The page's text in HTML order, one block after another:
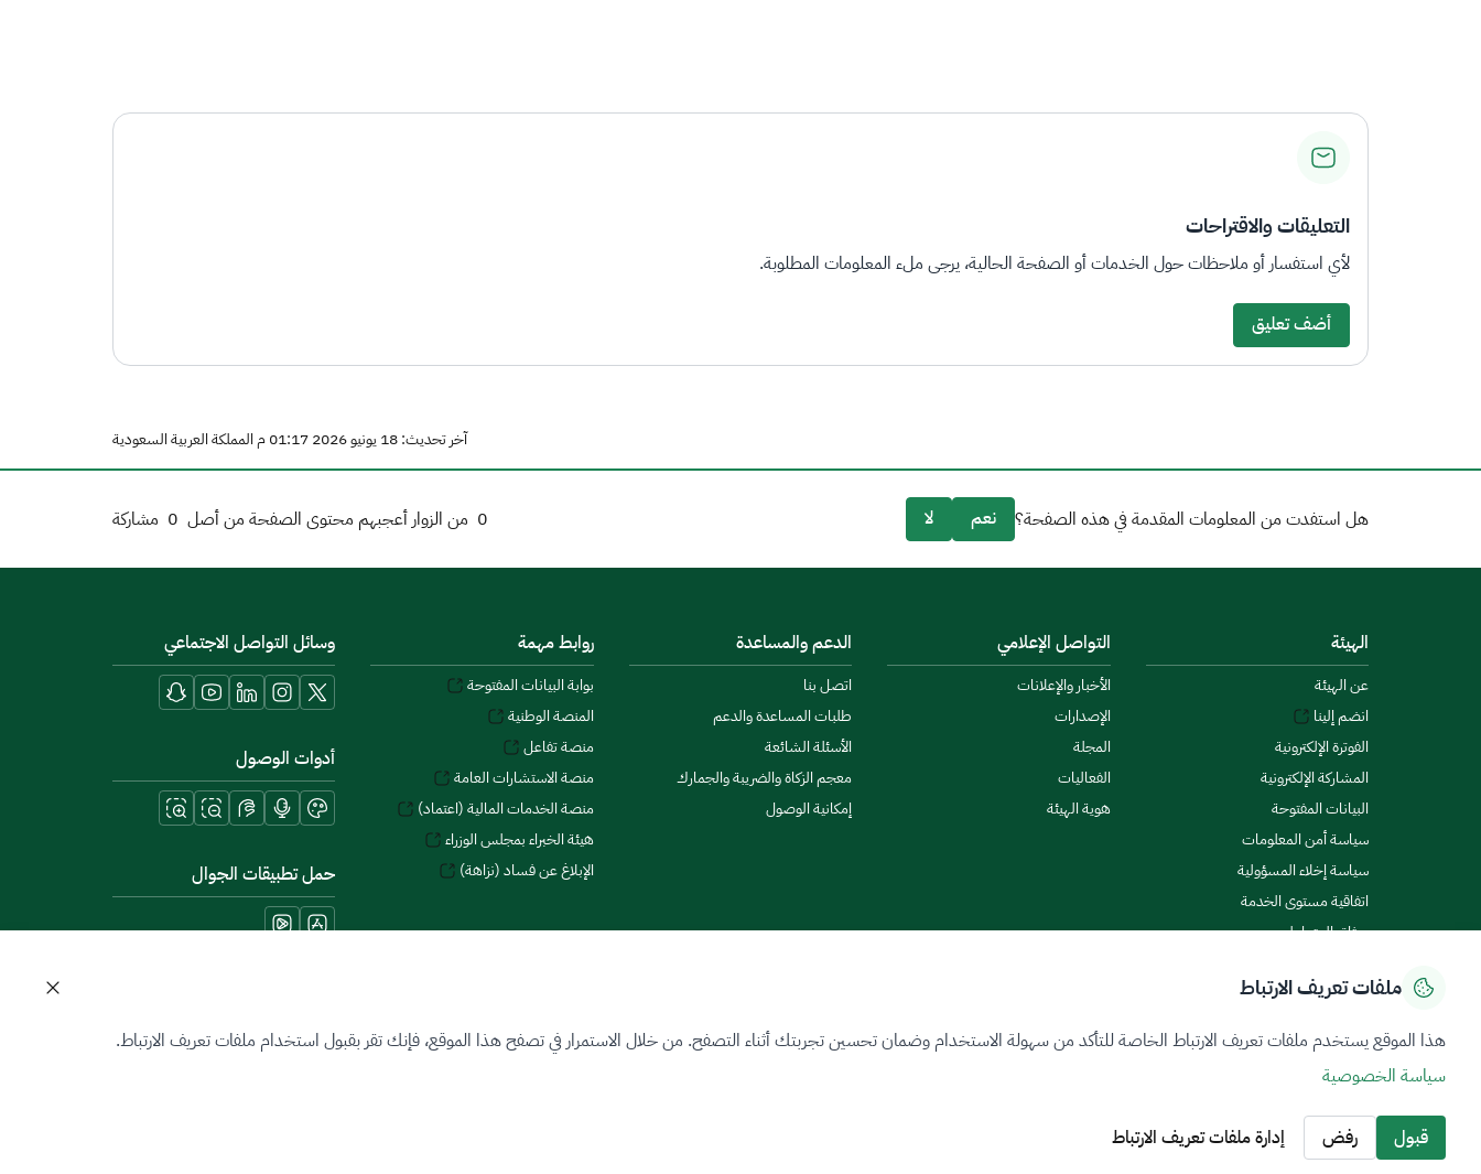
التعليقات والاقتراحات
لأي استفسار أو ملاحظات حول الخدمات أو الصفحة الحالية، يرجى ملء المعلومات المطلوبة.
أضف تعليق
آخر تحديث: 18 يونيو 2026 01:17 م المملكة العربية السعودية
0 من الزوار أعجبهم محتوى الصفحة من أصل 0 مشاركة هل استفدت من المعلومات المقدمة في هذه الصفحة؟ نعم لا
الهيئة
عن الهيئة
انضم إلينا
الفوترة الإلكترونية
المشاركة الإلكترونية
البيانات المفتوحة
سياسة أمن المعلومات
سياسة إخلاء المسؤولية
اتفاقية مستوى الخدمة
ميثاق المتعاملين
التواصل الإعلامي
الأخبار والإعلانات
الإصدارات
المجلة
الفعاليات
هوية الهيئة
الدعم والمساعدة
اتصل بنا
طلبات المساعدة والدعم
الأسئلة الشائعة
معجم الزكاة والضريبة والجمارك
إمكانية الوصول
روابط مهمة
بوابة البيانات المفتوحة
المنصة الوطنية
منصة تفاعل
منصة الاستشارات العامة
منصة الخدمات المالية (اعتماد)
هيئة الخبراء بمجلس الوزراء
الإبلاغ عن فساد (نزاهة)
وسائل التواصل الاجتماعي
أدوات الوصول
حمل تطبيقات الجوال
جميع الحقوق محفوظة 2026 © ZATCA.GOV.SA
آخر تحديث للموقع في07 أغسطس 2026 06:00 م
ملفات تعريف الارتباط
هذا الموقع يستخدم ملفات تعريف الارتباط الخاصة للتأكد من سهولة الاستخدام وضمان تحسين تجربتك أثناء التصفح. من خلال الاستمرار في تصفح هذا الموقع، فإنك تقر بقبول استخدام ملفات تعريف الارتباط.
سياسة الخصوصية
قبول رفض إدارة ملفات تعريف الارتباط